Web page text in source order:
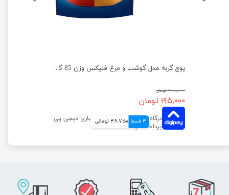
پوچ گربه مدل گوشت و مرغ فلیکس وزن 85 گرم
۳۰۰,۰۰۰ تومان
۱۹۵,۰۰۰ تومان
4 قسط 48,750 تومانی